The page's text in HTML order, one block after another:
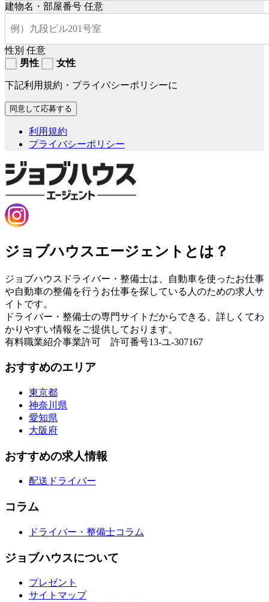
建物名・部屋番号 任意
性別 任意
男性
女性
下記利用規約・プライバシーポリシーに
利用規約
プライバシーポリシー
ジョブハウスエージェントとは？
ジョブハウスドライバー・整備士は、自動車を使ったお仕事
や自動車の整備を行うお仕事を探している人のための求人サ
イトです。
ドライバー・整備士の専門サイトだからできる、詳しくてわ
かりやすい情報をご提供しております。
有料職業紹介事業許可 許可番号13-ユ-307167
おすすめのエリア
東京都
神奈川県
愛知県
大阪府
おすすめの求人情報
配送ドライバー
コラム
ドライバー・整備士コラム
ジョブハウスについて
プレゼント
サイトマップ